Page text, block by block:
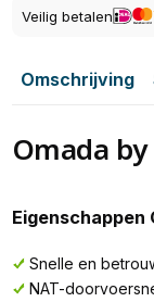
Veilig betalen
Omschrijving
Omada by
Eigenschappen
Snelle en
NAT-